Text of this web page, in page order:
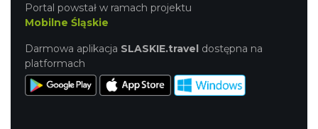
Portal powstał w ramach projektu
Mobilne Śląskie
Darmowa aplikacja SLASKIE.travel dostępna na
platformach